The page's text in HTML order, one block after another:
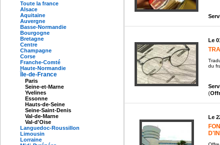
Toute la france
Alsace
Aquitaine
Auvergne
Basse-Normandie
Bourgogne
Bretagne
Centre
Champagne
Corse
Franche-Comté
Haute-Normandie
Île-de-France
Paris
Seine-et-Marne
Yvelines
Essonne
Hauts-de-Seine
Seine-Saint-Denis
Val-de-Marne
Val-d'Oise
Languedoc-Roussillon
Limousin
Lorraine
Le
du
(
Le